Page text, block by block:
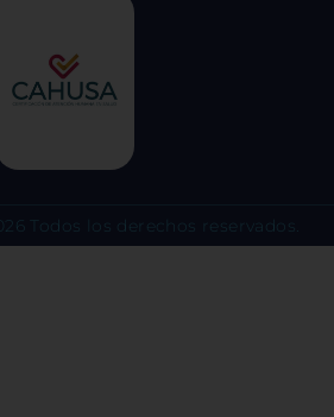
Todos los derechos reservados.
Más información
Permitir todas
Sistema de personalización